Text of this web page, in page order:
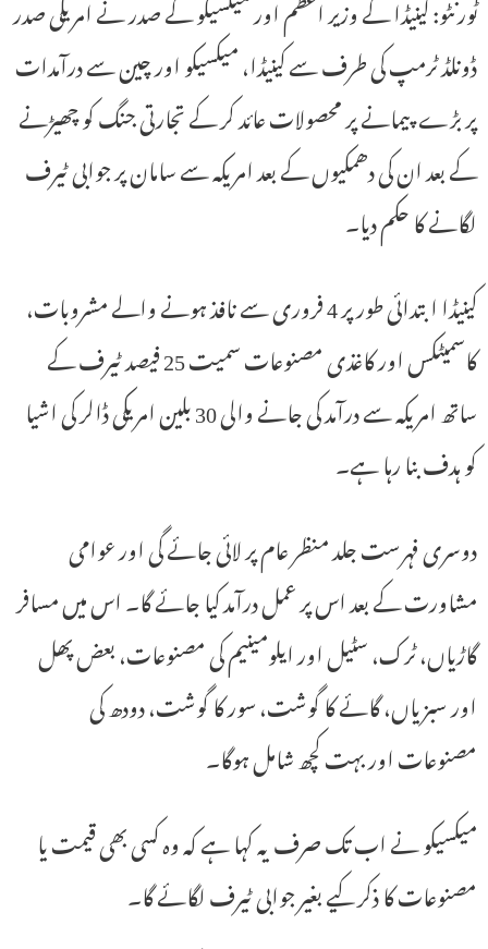
ڈونلڈ ٹرمپ کی طرف سے کینیڈا، میکسیکو اور چین سے درآمدات
پر بڑے پیمانے پر محصولات عائد کر کے تجارتی جنگ کو چھیڑنے
کے بعد ان کی دھمکیوں کے بعد امریکہ سے سامان پر جوابی ٹیرف
لگانے کا حکم دیا۔
کینیڈا ابتدائی طور پر 4 فروری سے نافذ ہونے والے مشروبات،
کاسمیٹکس اور کاغذی مصنوعات سمیت 25 فیصد ٹیرف کے
ساتھ امریکہ سے درآمد کی جانے والی 30 بلین امریکی ڈالر کی اشیا
کو ہدف بنا رہا ہے۔
دوسری فہرست جلد منظر عام پر لائی جائے گی اور عوامی
مشاورت کے بعد اس پر عمل درآمد کیا جائے گا۔ اس میں مسافر
گاڑیاں، ٹرک، سٹیل اور ایلومینیم کی مصنوعات، بعض پھل
اور سبزیاں، گائے کا گوشت، سور کا گوشت، دودھ کی
مصنوعات اور بہت کچھ شامل ہوگا۔
میکسیکو نے اب تک صرف یہ کہا ہے کہ وہ کسی بھی قیمت یا
مصنوعات کا ذکر کیے بغیر جوابی ٹیرف لگائے گا۔